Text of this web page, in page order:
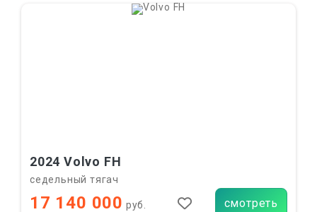
2024 Volvo FH
седельный тягач
17 140 000 руб. смотреть